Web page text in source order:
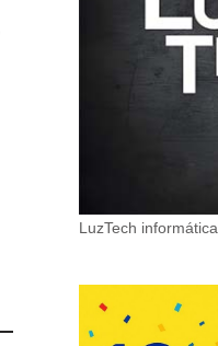
LuzTech informática